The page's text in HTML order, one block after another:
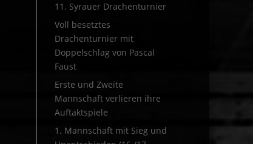
11. Syrauer Drachenturnier
Voll besetztes
Drachenturnier mit
Doppelschlag von Pascal
Faust
Erste und Zweite
Mannschaft verlieren ihre
Auftaktspiele
1. Mannschaft mit Sieg und